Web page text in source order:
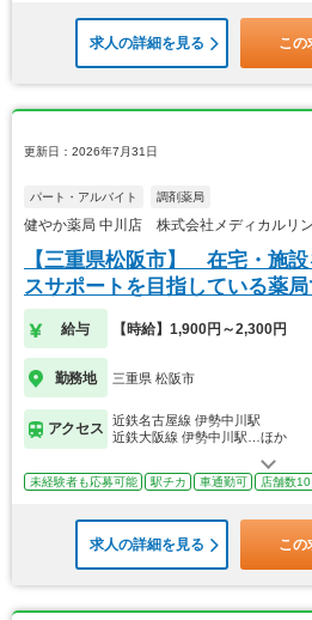
求人の詳細を見る この
更新日：2026年7月31日
パート・アルバイト 調剤薬局
健やか薬局 中川店 株式会社メディカルリ
【三重県松阪市】 在宅・施
スサポートを目指している薬局
給与 【時給】1,900円～2,300円
勤務地 三重県 松阪市
アクセス
近鉄名古屋線 伊勢中川駅
近鉄大阪線 伊勢中川駅…ほか
未経験者も応募可能 駅チカ 車通勤可 店舗数
求人の詳細を見る この